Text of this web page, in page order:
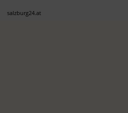
salzburg24.at